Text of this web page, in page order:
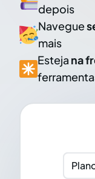
depois
Navegue
mais
Esteja na